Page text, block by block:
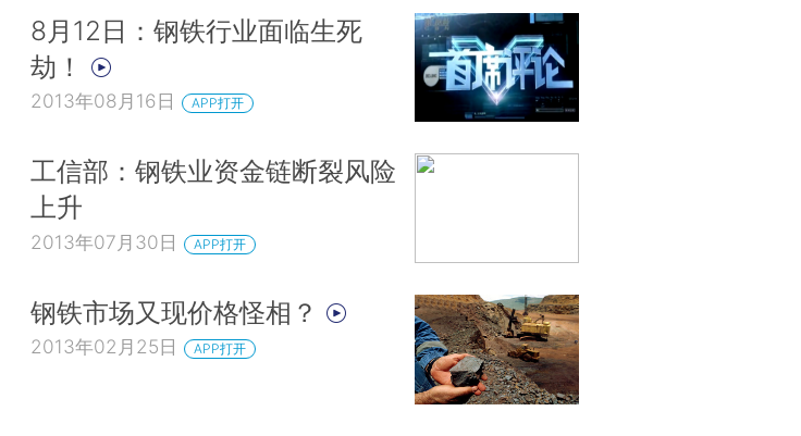
8月12日：钢铁行业面临生死
劫！
2013年08月16日 APP打开
工信部：钢铁业资金链断裂风险
上升
2013年07月30日 APP打开
钢铁市场又现价格怪相？
2013年02月25日 APP打开